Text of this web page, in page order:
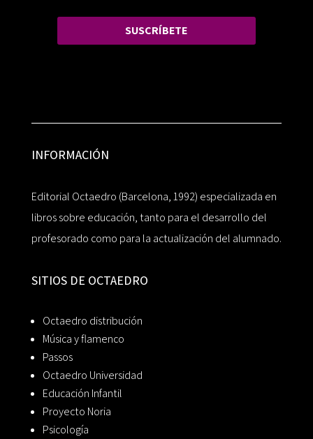
SUSCRÍBETE
INFORMACIÓN
Editorial Octaedro (Barcelona, 1992) especializada en
libros sobre educación, tanto para el desarrollo del
profesorado como para la actualización del alumnado.
SITIOS DE OCTAEDRO
Octaedro distribución
Música y flamenco
Passos
Octaedro Universidad
Educación Infantil
Proyecto Noria
Psicología